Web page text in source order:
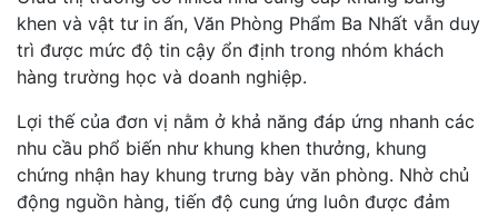
khen và vật tư in ấn, Văn Phòng Phẩm Ba Nhất vẫn duy
trì được mức độ tin cậy ổn định trong nhóm khách
hàng trường học và doanh nghiệp.
Lợi thế của đơn vị nằm ở khả năng đáp ứng nhanh các
nhu cầu phổ biến như khung khen thưởng, khung
chứng nhận hay khung trưng bày văn phòng. Nhờ chủ
động nguồn hàng, tiến độ cung ứng luôn được đảm